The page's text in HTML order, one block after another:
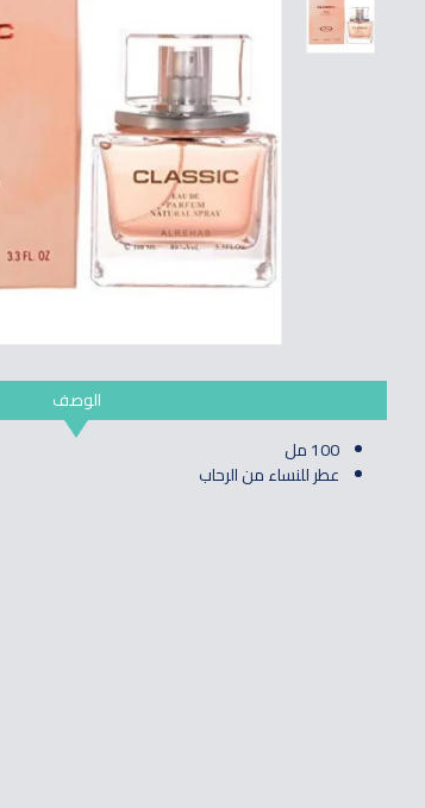
الوصف
100 مل
عطر للنساء من الرحاب